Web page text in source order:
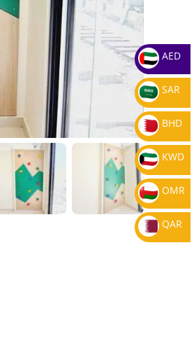
AED
SAR
BHD
KWD
OMR
QAR